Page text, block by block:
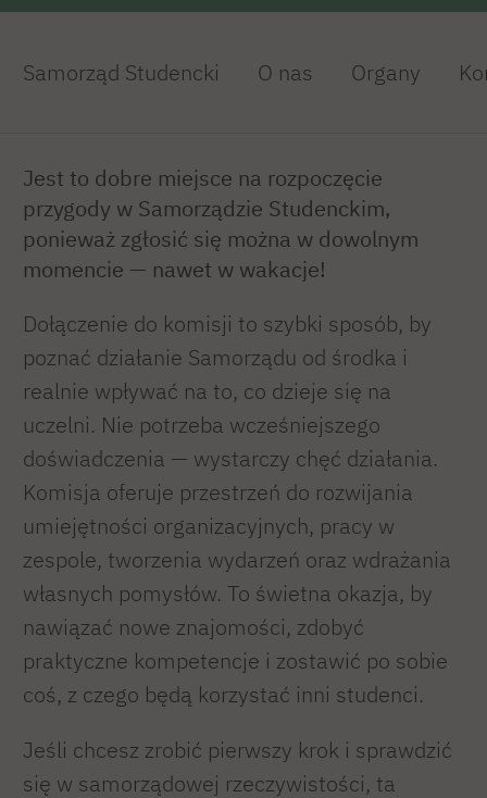
Samorząd Studencki O nas Organy
Jest to dobre miejsce na rozpoczęcie
przygody w Samorządzie Studenckim,
ponieważ zgłosić się można w dowolnym
momencie — nawet w wakacje!
Dołączenie do komisji to szybki sposób, by
poznać działanie Samorządu od środka i
realnie wpływać na to, co dzieje się na
uczelni. Nie potrzeba wcześniejszego
doświadczenia — wystarczy chęć działania.
Komisja oferuje przestrzeń do rozwijania
umiejętności organizacyjnych, pracy w
zespole, tworzenia wydarzeń oraz wdrażania
własnych pomysłów. To świetna okazja, by
nawiązać nowe znajomości, zdobyć
praktyczne kompetencje i zostawić po sobie
coś, z czego będą korzystać inni studenci.
Jeśli chcesz zrobić pierwszy krok i sprawdzić
się w samorządowej rzeczywistości, ta